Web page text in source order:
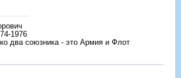
1976
два союзника - это Армия и Флот